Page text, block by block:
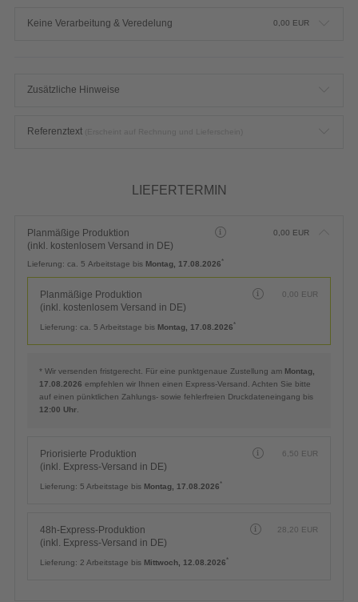
Keine Verarbeitung & Veredelung 0,00 EUR
Zusätzliche Hinweise
Referenztext
LIEFERTERMIN
Planmäßige Produktion
(inkl. kostenlosem Versand in DE)
0,00 EUR
Lieferung: ca. 5 Arbeitstage bis Montag, 17.08.2026*
Planmäßige Produktion
(inkl. kostenlosem Versand in DE)
0,00 EUR
Lieferung: ca. 5 Arbeitstage bis Montag, 17.08.2026*
* Wir versenden fristgerecht. Für eine punktgenaue Zustellung am Montag,
17.08.2026 empfehlen wir Ihnen einen Express-Versand. Achten Sie bitte
auf einen pünktlichen Zahlungs- sowie fehlerfreien Druckdateneingang bis
12:00 Uhr
Priorisierte Produktion
(inkl. Express-Versand in DE)
6,50 EUR
Lieferung: 5 Arbeitstage bis Montag, 17.08.2026*
48h-Express-Produktion
(inkl. Express-Versand in DE)
28,20 EUR
Lieferung: 2 Arbeitstage bis Mittwoch, 12.08.2026*